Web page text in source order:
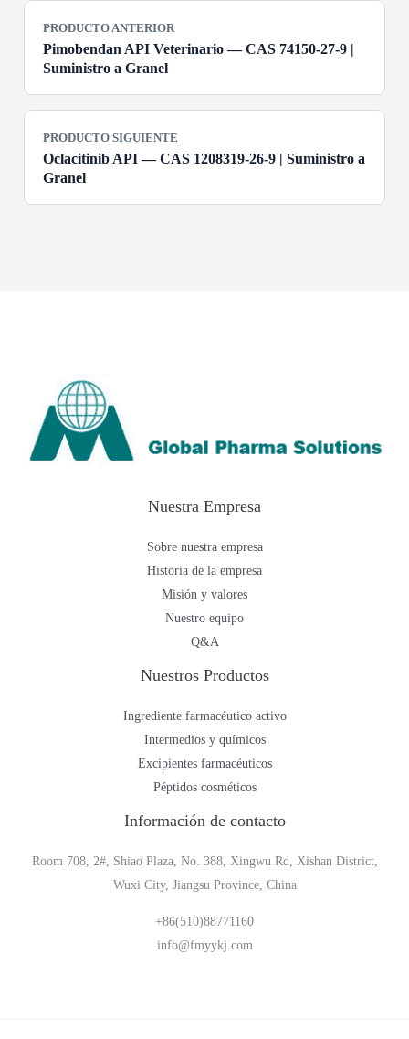
PRODUCTO ANTERIOR
Pimobendan API Veterinario — CAS 74150-27-9 |
Suministro a Granel
PRODUCTO SIGUIENTE
Oclacitinib API — CAS 1208319-26-9 | Suministro a
Granel
Nuestra Empresa
Sobre nuestra empresa
Historia de la empresa
Misión y valores
Nuestro equipo
Q&A
Nuestros Productos
Ingrediente farmacéutico activo
Intermedios y químicos
Excipientes farmacéuticos
Péptidos cosméticos
Información de contacto
Room 708, 2#, Shiao Plaza, No. 388, Xingwu Rd, Xishan District,
Wuxi City, Jiangsu Province, China
+86(510)88771160
info@fmyykj.com